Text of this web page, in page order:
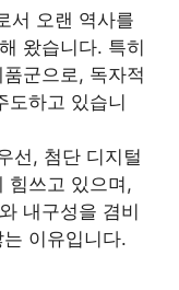
서 오랜 역사를
왔습니다. 특히
군으로, 독자적
도하고 있습니
선, 첨단 디지털
힘쓰고 있으며,
내구성을 겸비
이유입니다.